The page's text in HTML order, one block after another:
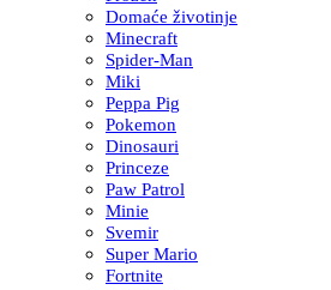
Domaće životinje
Minecraft
Spider-Man
Miki
Peppa Pig
Pokemon
Dinosauri
Princeze
Paw Patrol
Minie
Svemir
Super Mario
Fortnite